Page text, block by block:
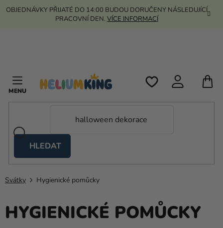
Přejít
OBJEDNÁVKY PŘIJATÉ DO 14:00 BUDOU DORUČENY NÁSLEDUJÍCÍ
PRACOVNÍ DEN. VÍCE INFORMACÍ
HLEDAT
stany
Kanekalon
Helium
a
Svátky Hygienické pomůcky
HYGIENICKÉ POMŮCKY